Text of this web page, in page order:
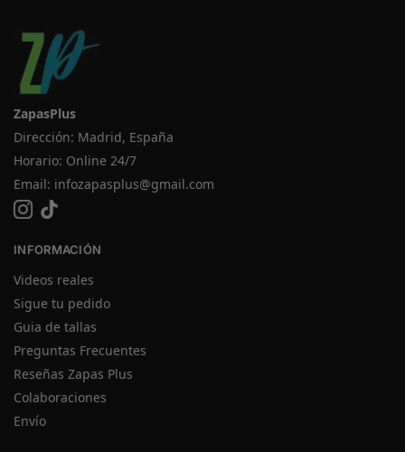
ZapasPlus
Dirección: Madrid, España
Horario: Online 24/7
Email: infozapasplus@gmail.com
INFORMACIÓN
Videos reales
Sigue tu pedido
Guia de tallas
Preguntas Frecuentes
Reseñas Zapas Plus
Colaboraciones
Envío